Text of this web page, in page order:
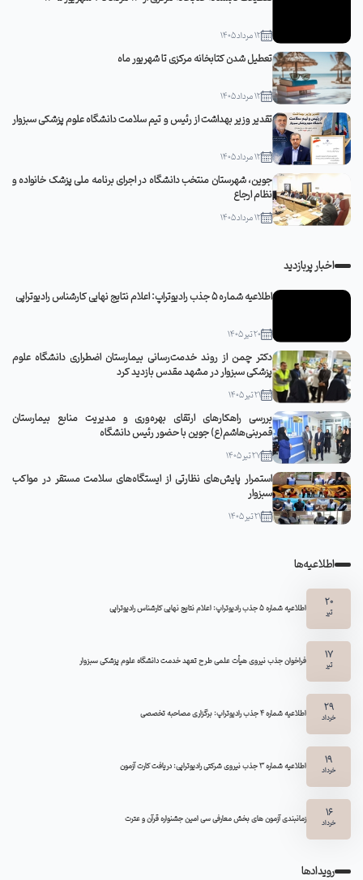
12 مرداد 1405
تعطیل شدن کتابخانه مرکزی تا شهریور ماه
12 مرداد 1405
تقدیر وزیر بهداشت از رئیس و تیم سلامت دانشگاه علوم پزشکی سبزوار
12 مرداد 1405
جوین، شهرستان منتخب دانشگاه در اجرای برنامه ملی پزشک خانواده و
نظام ارجاع
12 مرداد 1405
اخبار پربازدید
اطلاعیه شماره 5 جذب رادیوتراپ: اعلام نتایج نهایی کارشناس رادیوتراپی
20 تیر 1405
دکتر چمن از روند خدمت‌رسانی بیمارستان اضطراری دانشگاه علوم
پزشکی سبزوار در مشهد مقدس بازدید کرد
21 تیر 1405
بررسی راهکارهای ارتقای بهره‌وری و مدیریت منابع بیمارستان
قمربنی‌هاشم(ع) جوین با حضور رئیس دانشگاه
27 تیر 1405
استمرار پایش‌های نظارتی از ایستگاه‌های سلامت مستقر در مواکب
سبزوار
21 تیر 1405
اطلاعیه‌ها
20
تیر اطلاعیه شماره 5 جذب رادیوتراپ: اعلام نتایج نهایی کارشناس رادیوتراپی
17
تیر فراخوان جذب نیروی هیأت علمی طرح تعهد خدمت دانشگاه علوم پزشکی سبزوار
29
خرداد اطلاعیه شماره ۴ جذب رادیوتراپ: برگزاری مصاحبه تخصصی
19
خرداد اطلاعیه شماره 3 جذب نیروی شرکتی رادیوتراپی: دریافت کارت آزمون
16
خرداد زمانبندی آزمون های بخش معارفی سی امین جشنواره قرآن و عترت
رویدادها